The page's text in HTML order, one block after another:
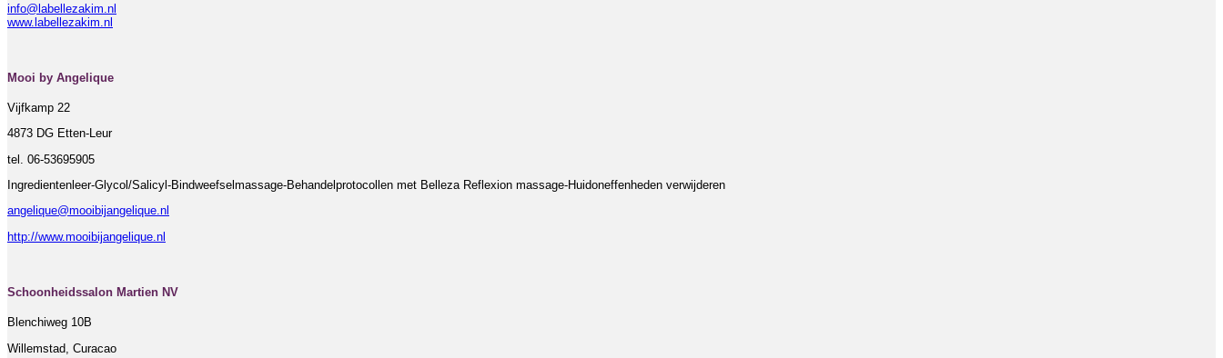
info@labellezakim.nl
www.labellezakim.nl
Mooi by Angelique
Vijfkamp 22
4873 DG Etten-Leur
tel. 06-53695905
Ingredientenleer-Glycol/Salicyl-Bindweefselmassage-Behandelprotocollen met Belleza Reflexion massage-Huidoneffenheden verwijderen
angelique@mooibijangelique.nl
http://www.mooibijangelique.nl
Schoonheidssalon Martien NV
Blenchiweg 10B
Willemstad, Curacao